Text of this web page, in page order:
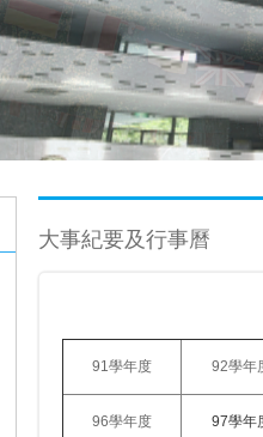
大事紀要及行事曆
91學年度 92學年
96學年度 97學年